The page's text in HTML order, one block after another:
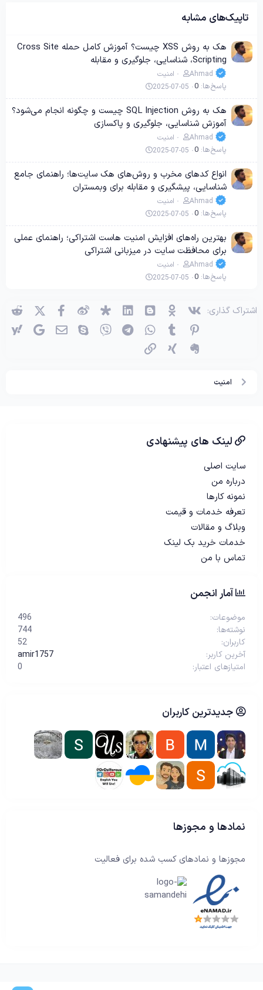
تاپیک‌های مشابه
هک به روش XSS چیست؟ آموزش کامل حمله Cross Site
Scripting، شناسایی، جلوگیری و مقابله
Ahmad امنیت
پاسخ‌ها 0
2025-07-05
هک به روش SQL Injection چیست و چگونه انجام می‌شود؟
آموزش شناسایی، جلوگیری و پاکسازی
Ahmad امنیت
پاسخ‌ها 0
2025-07-05
انواع کدهای مخرب و روش‌های هک سایت‌ها؛ راهنمای جامع
شناسایی، پیشگیری و مقابله برای وبمستران
Ahmad امنیت
پاسخ‌ها 0
2025-07-05
بهترین راه‌های افزایش امنیت هاست اشتراکی؛ راهنمای عملی
برای محافظت سایت در میزبانی اشتراکی
Ahmad امنیت
پاسخ‌ها 0
2025-07-05
اشتراک گذاری: وی‌کی اوکی (OK) بلاگر لینکدین دیاسپورا ویبو فیسبوک
X (توئیتر)
پینترست Tumblr واتساپ تلگرام وایبر اسکایپ ایمیل گوگل
اِورنُت
زینگ
امنیت
لینک های پیشنهادی
سایت اصلی
درباره من
نمونه کارها
تعرفه خدمات و قیمت
وبلاگ و مقالات
خدمات خرید بک لینک
تماس با من
آمار انجمن
موضوعات
496
نوشته‌ها
744
کاربران
52
آخرین کاربر
amir1757
امتیازهای اعتبار
0
جدیدترین کاربران
نمادها و مجوزها
مجوزها و نمادهای کسب شده برای فعالیت